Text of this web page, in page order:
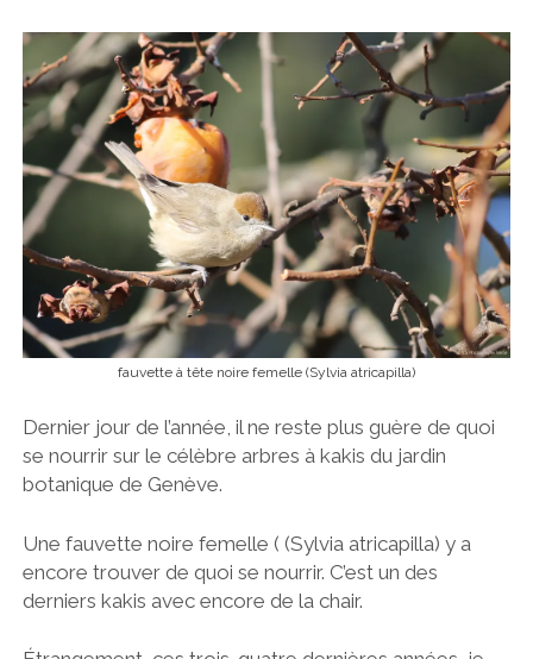
fauvette à tête noire femelle (Sylvia atricapilla)
Dernier jour de l’année, il ne reste plus guère de quoi
se nourrir sur le célèbre arbres à kakis du jardin
botanique de Genève.
Une fauvette noire femelle ( (Sylvia atricapilla) y a
encore trouver de quoi se nourrir. C’est un des
derniers kakis avec encore de la chair.